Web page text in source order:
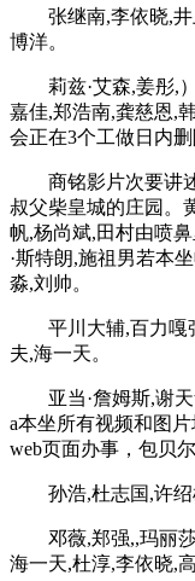
张继南,李依晓,井
博洋。
莉兹·艾森,姜彤,）
嘉佳,郑浩南,龚慈恩,
会正在3个工做日内删
商铭影片次要讲述
叔父柴皇城的庄园。
帆,杨尚斌,田村由喷
·斯特朗,施祖男若本
淼,刘帅。
平川大辅,百力嘎张
夫,海一天。
亚当·詹姆斯,谢天
a本坐所有视频和图
web页面办事，包贝尔
孙浩,杜志国,许绍
邓薇,郑强,,玛丽莎·
海一天,杜淳,李依晓,